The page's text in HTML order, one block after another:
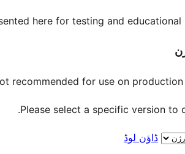
here for testing and educational
recommended for use on production
Please select a specific version to
ڈاؤن لوڈ